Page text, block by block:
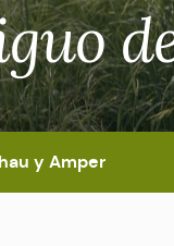
y Amper